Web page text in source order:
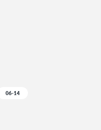
06-14